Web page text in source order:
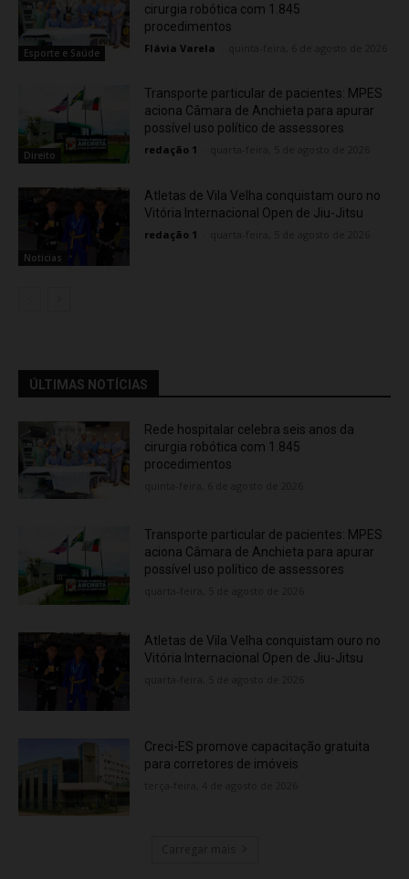
Esporte e Saúde
cirurgia robótica com 1.845
procedimentos
Flávia Varela
Direito
Transporte particular de pacientes: MPES
aciona Câmara de Anchieta para apurar
possível uso político de assessores
redação 1
Noticias
Atletas de Vila Velha conquistam ouro no
Vitória Internacional Open de Jiu-Jitsu
redação 1
ÚLTIMAS NOTÍCIAS
Rede hospitalar celebra seis anos da
cirurgia robótica com 1.845
procedimentos
Transporte particular de pacientes: MPES
aciona Câmara de Anchieta para apurar
possível uso político de assessores
Atletas de Vila Velha conquistam ouro no
Vitória Internacional Open de Jiu-Jitsu
Creci-ES promove capacitação gratuita
para corretores de imóveis